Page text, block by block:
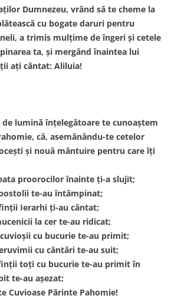
Dumnezeu, vrând să te cheme la
cu bogate daruri pentru
a trimis mulţime de îngeri şi cetele
ta, şi mergând înaintea lui
aţi cântat: Aliluia!
lumină înţelegătoare te cunoaştem
că, asemănându-te cetelor
şi nouă mântuire pentru care îţi
proorocilor înainte ţi-a slujit;
te-au întâmpinat;
Ierarhi ţi-au cântat;
la cer te-au ridicat;
cu bucurie te-au primit;
cu cântări te-au suit;
toţi cu bucurie te-au primit în
te-au aşezat;
Cuvioase Părinte Pahomie!